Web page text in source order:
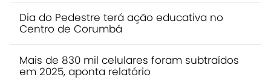
Dia do Pedestre terá ação educativa no
Centro de Corumbá
Mais de 830 mil celulares foram subtraídos
em 2025, aponta relatório